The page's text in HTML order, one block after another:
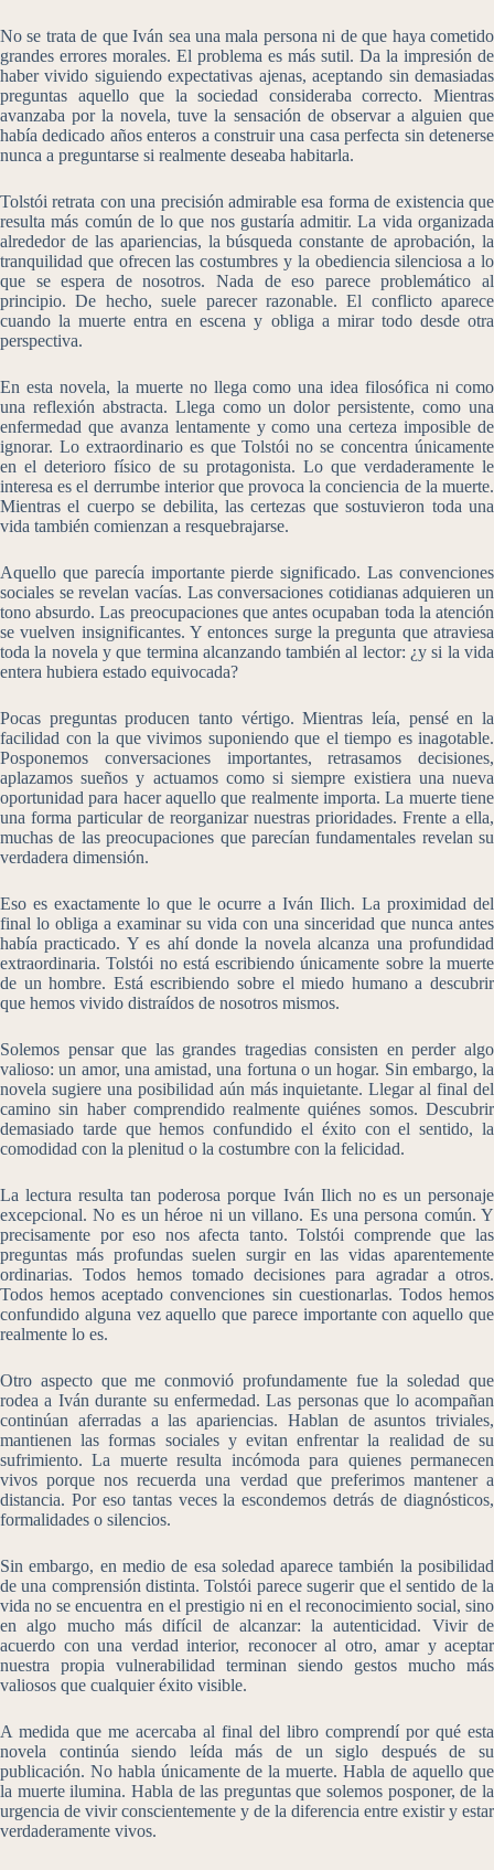
No se trata de que Iván sea una mala persona ni de que haya cometido
grandes errores morales. El problema es más sutil. Da la impresión de
haber vivido siguiendo expectativas ajenas, aceptando sin demasiadas
preguntas aquello que la sociedad consideraba correcto. Mientras
avanzaba por la novela, tuve la sensación de observar a alguien que
había dedicado años enteros a construir una casa perfecta sin detenerse
nunca a preguntarse si realmente deseaba habitarla.
Tolstói retrata con una precisión admirable esa forma de existencia que
resulta más común de lo que nos gustaría admitir. La vida organizada
alrededor de las apariencias, la búsqueda constante de aprobación, la
tranquilidad que ofrecen las costumbres y la obediencia silenciosa a lo
que se espera de nosotros. Nada de eso parece problemático al
principio. De hecho, suele parecer razonable. El conflicto aparece
cuando la muerte entra en escena y obliga a mirar todo desde otra
perspectiva.
En esta novela, la muerte no llega como una idea filosófica ni como
una reflexión abstracta. Llega como un dolor persistente, como una
enfermedad que avanza lentamente y como una certeza imposible de
ignorar. Lo extraordinario es que Tolstói no se concentra únicamente
en el deterioro físico de su protagonista. Lo que verdaderamente le
interesa es el derrumbe interior que provoca la conciencia de la muerte.
Mientras el cuerpo se debilita, las certezas que sostuvieron toda una
vida también comienzan a resquebrajarse.
Aquello que parecía importante pierde significado. Las convenciones
sociales se revelan vacías. Las conversaciones cotidianas adquieren un
tono absurdo. Las preocupaciones que antes ocupaban toda la atención
se vuelven insignificantes. Y entonces surge la pregunta que atraviesa
toda la novela y que termina alcanzando también al lector: ¿y si la vida
entera hubiera estado equivocada?
Pocas preguntas producen tanto vértigo. Mientras leía, pensé en la
facilidad con la que vivimos suponiendo que el tiempo es inagotable.
Posponemos conversaciones importantes, retrasamos decisiones,
aplazamos sueños y actuamos como si siempre existiera una nueva
oportunidad para hacer aquello que realmente importa. La muerte tiene
una forma particular de reorganizar nuestras prioridades. Frente a ella,
muchas de las preocupaciones que parecían fundamentales revelan su
verdadera dimensión.
Eso es exactamente lo que le ocurre a Iván Ilich. La proximidad del
final lo obliga a examinar su vida con una sinceridad que nunca antes
había practicado. Y es ahí donde la novela alcanza una profundidad
extraordinaria. Tolstói no está escribiendo únicamente sobre la muerte
de un hombre. Está escribiendo sobre el miedo humano a descubrir
que hemos vivido distraídos de nosotros mismos.
Solemos pensar que las grandes tragedias consisten en perder algo
valioso: un amor, una amistad, una fortuna o un hogar. Sin embargo, la
novela sugiere una posibilidad aún más inquietante. Llegar al final del
camino sin haber comprendido realmente quiénes somos. Descubrir
demasiado tarde que hemos confundido el éxito con el sentido, la
comodidad con la plenitud o la costumbre con la felicidad.
La lectura resulta tan poderosa porque Iván Ilich no es un personaje
excepcional. No es un héroe ni un villano. Es una persona común. Y
precisamente por eso nos afecta tanto. Tolstói comprende que las
preguntas más profundas suelen surgir en las vidas aparentemente
ordinarias. Todos hemos tomado decisiones para agradar a otros.
Todos hemos aceptado convenciones sin cuestionarlas. Todos hemos
confundido alguna vez aquello que parece importante con aquello que
realmente lo es.
Otro aspecto que me conmovió profundamente fue la soledad que
rodea a Iván durante su enfermedad. Las personas que lo acompañan
continúan aferradas a las apariencias. Hablan de asuntos triviales,
mantienen las formas sociales y evitan enfrentar la realidad de su
sufrimiento. La muerte resulta incómoda para quienes permanecen
vivos porque nos recuerda una verdad que preferimos mantener a
distancia. Por eso tantas veces la escondemos detrás de diagnósticos,
formalidades o silencios.
Sin embargo, en medio de esa soledad aparece también la posibilidad
de una comprensión distinta. Tolstói parece sugerir que el sentido de la
vida no se encuentra en el prestigio ni en el reconocimiento social, sino
en algo mucho más difícil de alcanzar: la autenticidad. Vivir de
acuerdo con una verdad interior, reconocer al otro, amar y aceptar
nuestra propia vulnerabilidad terminan siendo gestos mucho más
valiosos que cualquier éxito visible.
A medida que me acercaba al final del libro comprendí por qué esta
novela continúa siendo leída más de un siglo después de su
publicación. No habla únicamente de la muerte. Habla de aquello que
la muerte ilumina. Habla de las preguntas que solemos posponer, de la
urgencia de vivir conscientemente y de la diferencia entre existir y estar
verdaderamente vivos.